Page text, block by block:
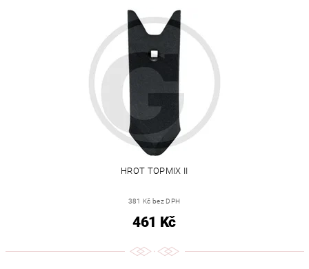
HROT TOPMIX II
381 Kč bez DPH
461 Kč